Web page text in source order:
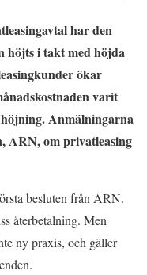
har den
höjts i takt med höjda
ökar
varit
Anmälningarna
ARN, om privatleasing
besluten från ARN.
återbetalning. Men
ny praxis, och gäller